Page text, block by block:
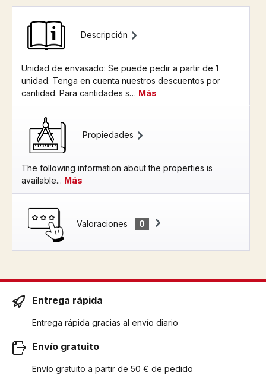
Descripción
Unidad de envasado: Se puede pedir a partir de 1
unidad. Tenga en cuenta nuestros descuentos por
cantidad. Para cantidades s… Más
Propiedades
The following information about the properties is
available... Más
Valoraciones 0
Entrega rápida
Entrega rápida gracias al envío diario
Envío gratuito
Envío gratuito a partir de 50 € de pedido